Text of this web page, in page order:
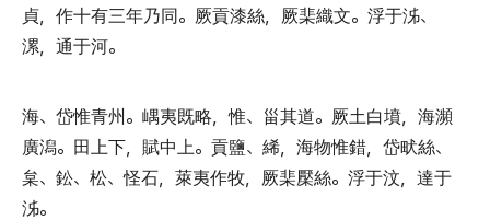
貞， 作十有三年乃同。 厥貢漆絲， 厥棐織文。 浮于泲、
漯， 通于河。
海、 岱惟青州 。 嵎夷既略，惟、 甾其道。 厥土白墳， 海瀕
廣潟。 田上下， 賦中上。 貢鹽、 絺， 海物惟錯， 岱畎絲、
枲、 鈆、 松、怪石， 萊夷作牧， 厥棐檿絲。 浮于汶， 達于
泲。